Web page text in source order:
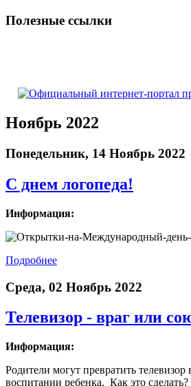
Полезные ссылки
Ноябрь 2022
Понедельник, 14 Ноябрь 2022
С днем логопеда!
Информация:
Подробнее
Среда, 02 Ноябрь 2022
Телевизор - враг или
Информация:
Родители могут превратить
воспитании ребенка. Как это сделать?